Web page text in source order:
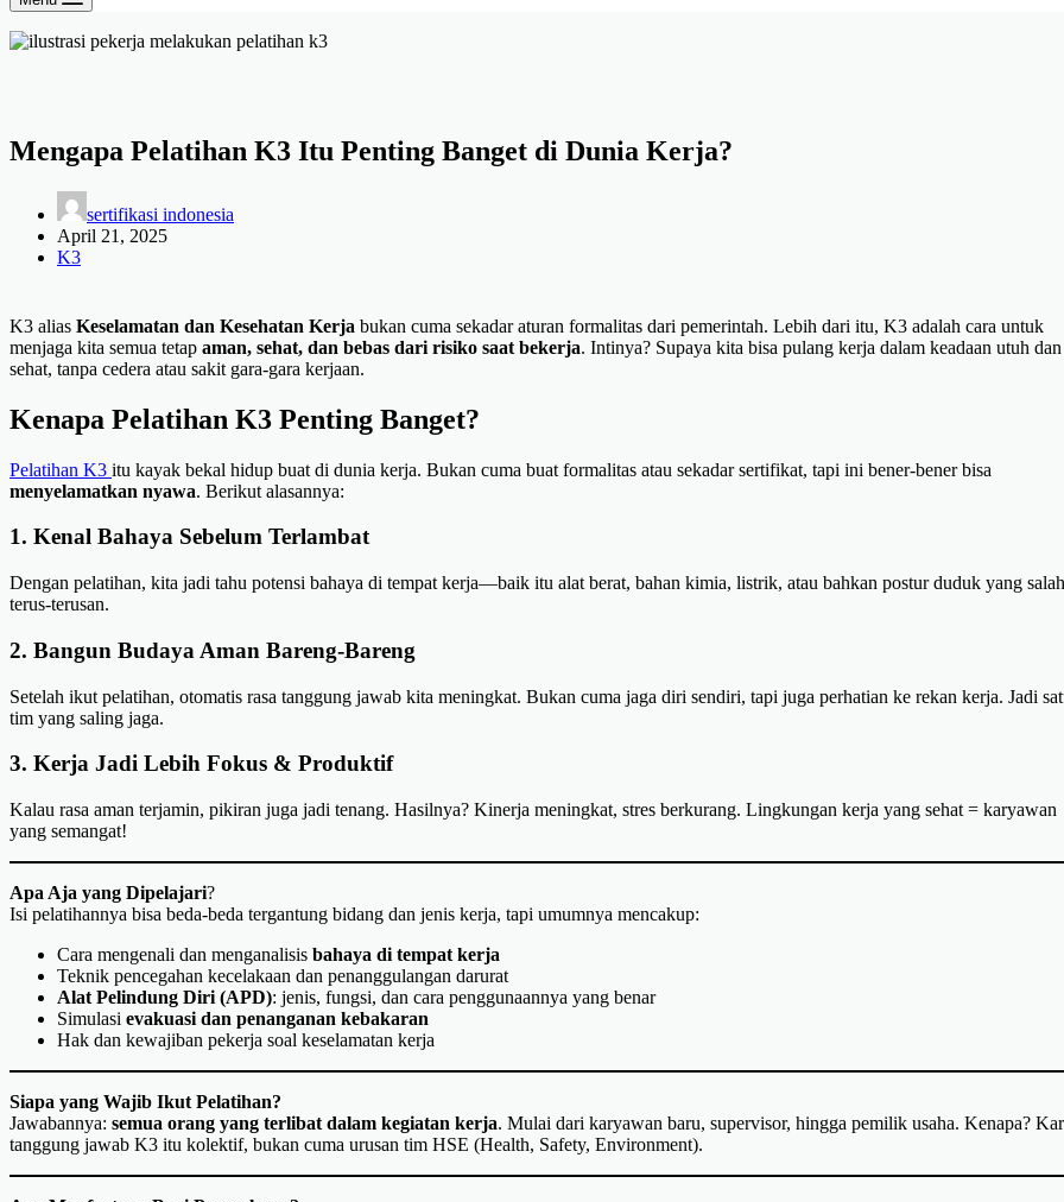
Mengapa Pelatihan K3 Itu Penting Banget di Dunia Kerja?
sertifikasi indonesia
April 21, 2025
K3
K3 alias Keselamatan dan Kesehatan Kerja bukan cuma sekadar aturan formalitas dari pemerintah. Lebih dari itu, K3 adalah cara untuk
menjaga kita semua tetap aman, sehat, dan bebas dari risiko saat bekerja. Intinya? Supaya kita bisa pulang kerja dalam keadaan utuh dan
sehat, tanpa cedera atau sakit gara-gara kerjaan.
Kenapa Pelatihan K3 Penting Banget?
Pelatihan K3 itu kayak bekal hidup buat di dunia kerja. Bukan cuma buat formalitas atau sekadar sertifikat, tapi ini bener-bener bisa
menyelamatkan nyawa. Berikut alasannya:
1. Kenal Bahaya Sebelum Terlambat
Dengan pelatihan, kita jadi tahu potensi bahaya di tempat kerja—baik itu alat berat, bahan kimia, listrik, atau bahkan postur duduk yang salah
terus-terusan.
2. Bangun Budaya Aman Bareng-Bareng
Setelah ikut pelatihan, otomatis rasa tanggung jawab kita meningkat. Bukan cuma jaga diri sendiri, tapi juga perhatian ke rekan kerja. Jadi
tim yang saling jaga.
3. Kerja Jadi Lebih Fokus & Produktif
Kalau rasa aman terjamin, pikiran juga jadi tenang. Hasilnya? Kinerja meningkat, stres berkurang. Lingkungan kerja yang sehat = karyawan
yang semangat!
Apa Aja yang Dipelajari?
Isi pelatihannya bisa beda-beda tergantung bidang dan jenis kerja, tapi umumnya mencakup:
Cara mengenali dan menganalisis bahaya di tempat kerja
Teknik pencegahan kecelakaan dan penanggulangan darurat
Alat Pelindung Diri (APD): jenis, fungsi, dan cara penggunaannya yang benar
Simulasi evakuasi dan penanganan kebakaran
Hak dan kewajiban pekerja soal keselamatan kerja
Siapa yang Wajib Ikut Pelatihan?
Jawabannya: semua orang yang terlibat dalam kegiatan kerja. Mulai dari karyawan baru, supervisor, hingga pemilik usaha. Kenapa?
tanggung jawab K3 itu kolektif, bukan cuma urusan tim HSE (Health, Safety, Environment).